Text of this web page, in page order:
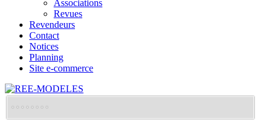
Associations
Revues
Revendeurs
Contact
Notices
Planning
Site e-commerce